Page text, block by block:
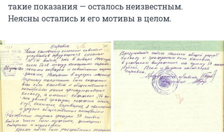
такие показания — осталось неизвестным.
Неясны остались и его мотивы в целом.